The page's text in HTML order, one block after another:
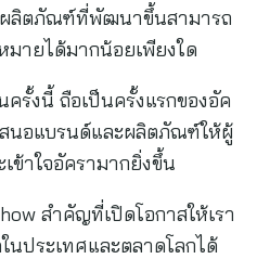
ลิตภัณฑ์ที่พัฒนาขึ้นสามารถ
มายได้มากน้อยเพียงใด
ครั้งนี้ ถือเป็นครั้งแรกของอัค
นอแบรนด์และผลิตภัณฑ์ให้ผู้
ข้าใจอัครามากยิ่งขึ้น
สำคัญที่เปิดโอกาสให้เรา
ประเทศและตลาดโลกได้